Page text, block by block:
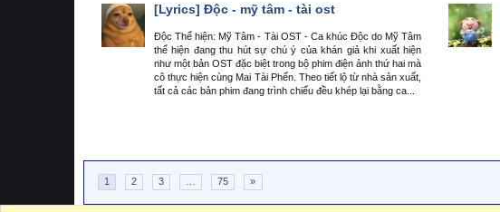
[Lyrics] Độc - mỹ tâm - tài ost
Độc Thể hiện: Mỹ Tâm - Tài OST - Ca khúc Độc do Mỹ Tâm
thể hiện đang thu hút sự chú ý của khán giả khi xuất hiện
như một bản OST đặc biệt trong bộ phim điện ảnh thứ hai mà
cô thực hiện cùng Mai Tài Phến. Theo tiết lộ từ nhà sản xuất,
tất cả các bản phim đang trình chiếu đều khép lại bằng ca...
1 2 3 75 »